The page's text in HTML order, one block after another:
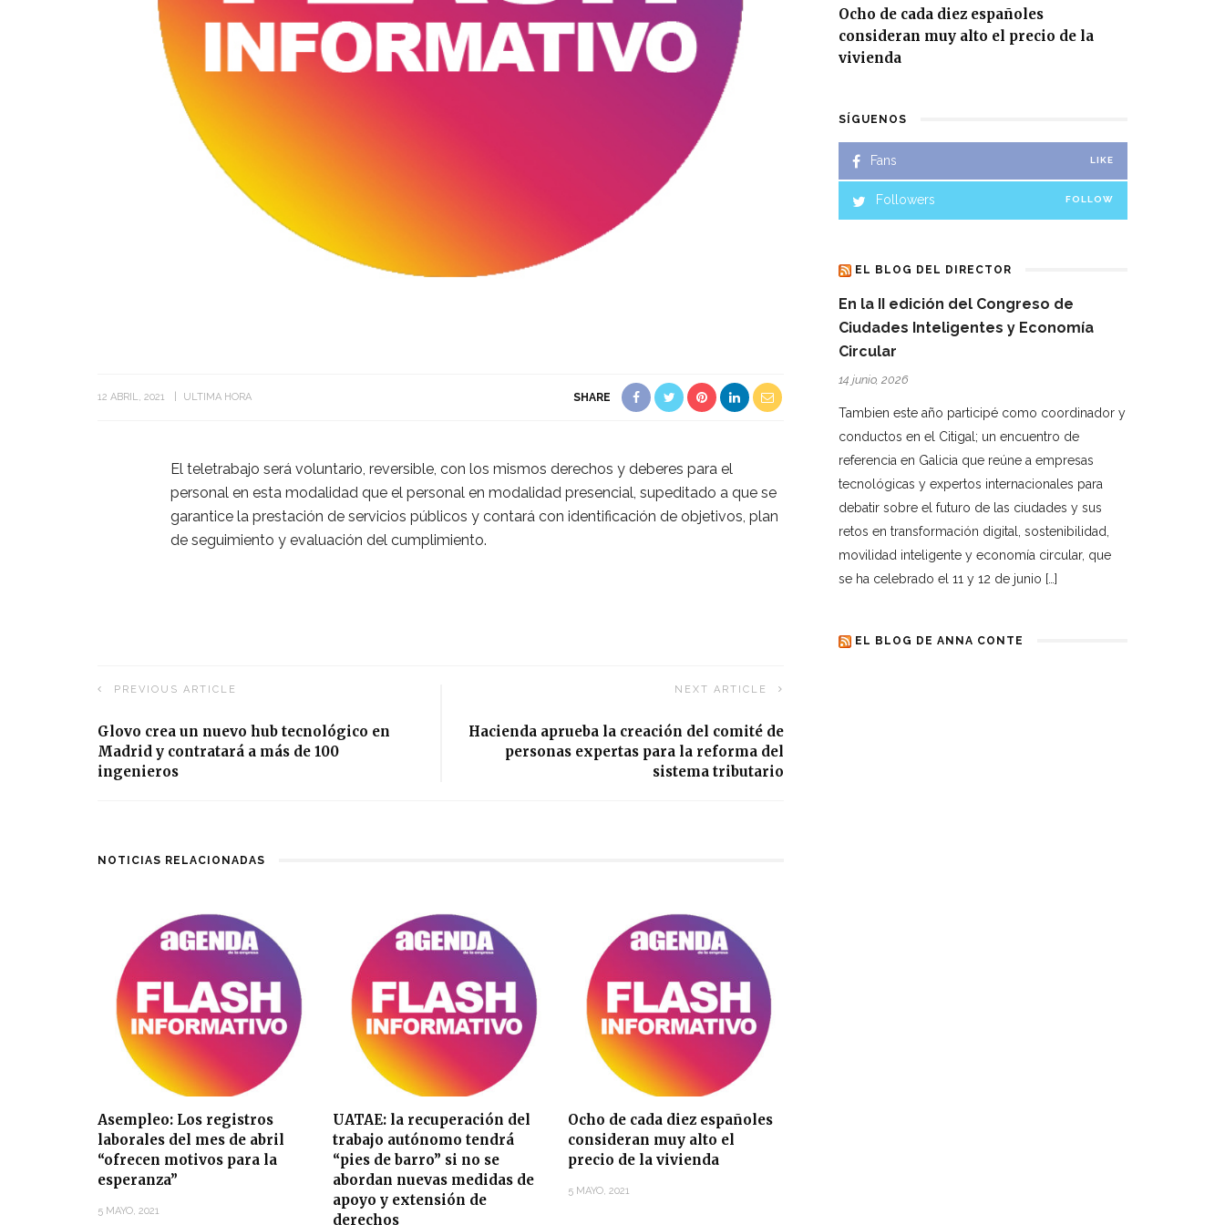
12 ABRIL, 2021 ULTIMA HORA SHARE
El teletrabajo será voluntario, reversible, con los mismos derechos y deberes para el
personal en esta modalidad que el personal en modalidad presencial, supeditado a que se
garantice la prestación de servicios públicos y contará con identificación de objetivos, plan
de seguimiento y evaluación del cumplimiento.
PREVIOUS ARTICLE
Glovo crea un nuevo hub tecnológico en
Madrid y contratará a más de 100
ingenieros
NEXT ARTICLE
Hacienda aprueba la creación del comité de
personas expertas para la reforma del
sistema tributario
NOTICIAS RELACIONADAS
Asempleo: Los registros
laborales del mes de abril
“ofrecen motivos para la
esperanza”
5 MAYO, 2021
UATAE: la recuperación del
trabajo autónomo tendrá
“pies de barro” si no se
abordan nuevas medidas de
apoyo y extensión de
derechos
Ocho de cada diez españoles
consideran muy alto el
precio de la vivienda
5 MAYO, 2021
Ocho de cada diez españoles
consideran muy alto el precio de la
vivienda
SÍGUENOS
Fans LIKE
Followers FOLLOW
EL BLOG DEL DIRECTOR
En la II edición del Congreso de
Ciudades Inteligentes y Economía
Circular
14 junio, 2026
Tambien este año participé como coordinador y
conductos en el Citigal; un encuentro de
referencia en Galicia que reúne a empresas
tecnológicas y expertos internacionales para
debatir sobre el futuro de las ciudades y sus
retos en transformación digital, sostenibilidad,
movilidad inteligente y economía circular, que
se ha celebrado el 11 y 12 de junio […]
EL BLOG DE ANNA CONTE